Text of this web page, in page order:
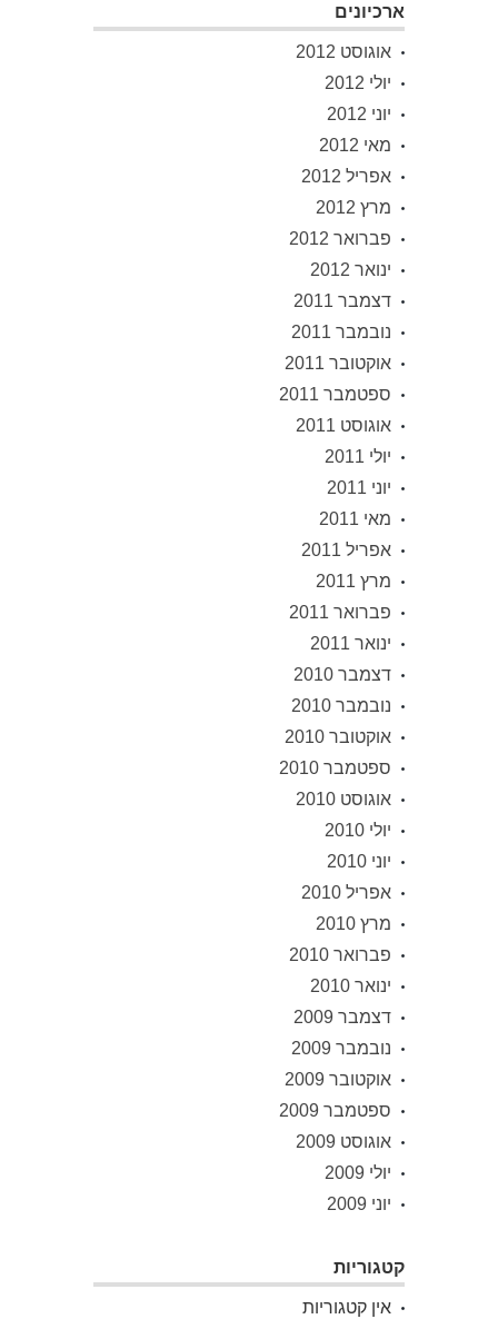
ארכיונים
אוגוסט 2012
יולי 2012
יוני 2012
מאי 2012
אפריל 2012
מרץ 2012
פברואר 2012
ינואר 2012
דצמבר 2011
נובמבר 2011
אוקטובר 2011
ספטמבר 2011
אוגוסט 2011
יולי 2011
יוני 2011
מאי 2011
אפריל 2011
מרץ 2011
פברואר 2011
ינואר 2011
דצמבר 2010
נובמבר 2010
אוקטובר 2010
ספטמבר 2010
אוגוסט 2010
יולי 2010
יוני 2010
אפריל 2010
מרץ 2010
פברואר 2010
ינואר 2010
דצמבר 2009
נובמבר 2009
אוקטובר 2009
ספטמבר 2009
אוגוסט 2009
יולי 2009
יוני 2009
קטגוריות
אין קטגוריות